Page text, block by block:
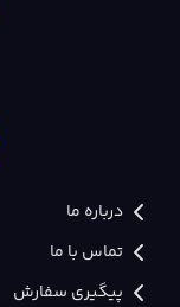
درباره ما
تماس با ما
پیگیری سفارش